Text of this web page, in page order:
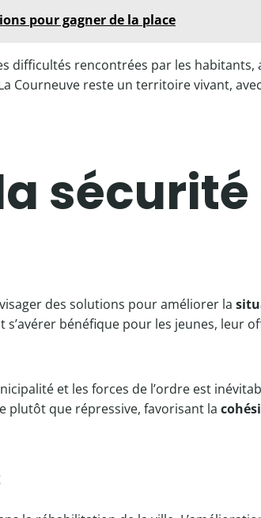
pour gagner de la place
difficultés rencontrées par les habitants,
Courneuve reste un territoire vivant,
des solutions pour améliorer la
bénéfique pour les jeunes, leur
et les forces de l’ordre est
plutôt que répressive, favorisant la